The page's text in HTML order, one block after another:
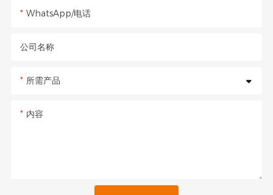
WhatsApp/电话
公司名称
所需产品
内容